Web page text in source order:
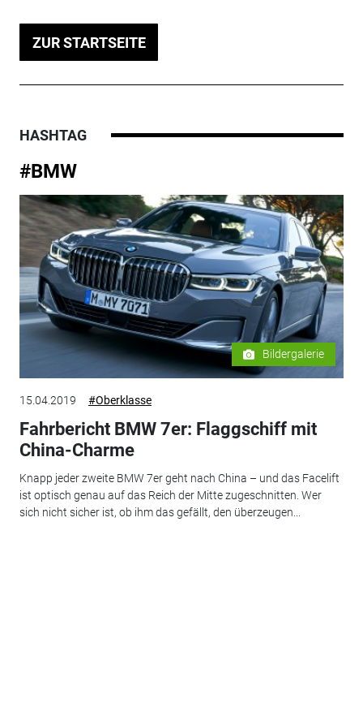
ZUR STARTSEITE
HASHTAG
#BMW
Bildergalerie
15.04.2019 #Oberklasse
Fahrbericht BMW 7er: Flaggschiff mit
China-Charme
Knapp jeder zweite BMW 7er geht nach China – und das Facelift
ist optisch genau auf das Reich der Mitte zugeschnitten. Wer
sich nicht sicher ist, ob ihm das gefällt, den überzeugen...